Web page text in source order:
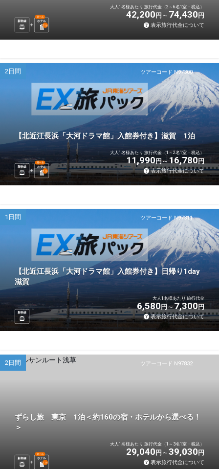
新幹線 ホテル
選べる
2泊
大人1名様あたり 旅行代金（2～6名1室・税込）
42,200 円 74,430 円
表示旅行代金について
ツアーコード N97300
2日間
【北近江長浜「大河ドラマ館」入館券付き】滋賀 1泊
新幹線 ホテル
選べる
1 泊
大人1名様あたり 旅行代金（1～2名1室・税込）
11,990円 16,780円
表示旅行代金について
ツアーコード N97311
1日間
【北近江長浜「大河ドラマ館」入館券付き】日帰り1day
滋賀
新幹線
大人1名様あたり 旅行代金
6,580円 7,300円
表示旅行代金について
ツアーコード N97832
2日間
ずらし旅 東京 1泊＜約160の宿・ホテルから選べる！
＞
新幹線 ホテル
選べる
1 泊
大人1名様あたり 旅行代金（1～3名1室・税込）
29,040 円 39,030 円
表示旅行代金について